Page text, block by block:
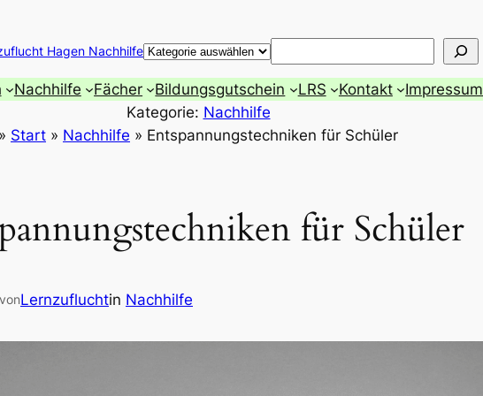
Hagen Nachhilfe Suchen
Nachhilfe Fächer Bildungsgutschein LRS Kontakt
Impressum
Kategorie: Nachhilfe
» Start » Nachhilfe » Entspannungstechniken für Schüler
für Schüler
vonLernzufluchtin Nachhilfe